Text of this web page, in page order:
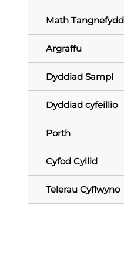
Math Tangnefydd
Argraffu
Dyddiad Sampl
Dyddiad cyfeillio
Porth
Cyfod Cyllid
Telerau Cyflwyno